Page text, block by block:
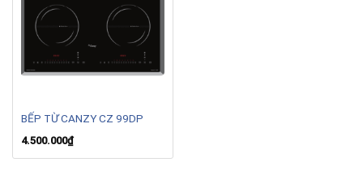
BẾP TỪ CANZY CZ 99DP
4.500.000₫